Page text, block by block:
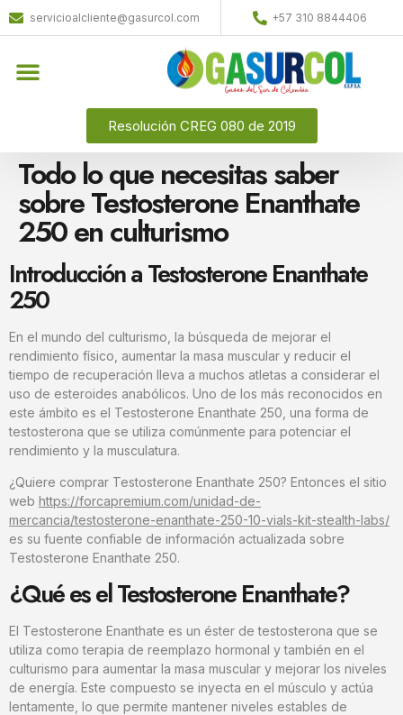
servicioalcliente@gasurcol.com +57 310 8844406
Resolución CREG 080 de 2019
Todo lo que necesitas saber
sobre Testosterone Enanthate
250 en culturismo
Introducción a Testosterone Enanthate
250
En el mundo del culturismo, la búsqueda de mejorar el
rendimiento físico, aumentar la masa muscular y reducir el
tiempo de recuperación lleva a muchos atletas a considerar el
uso de esteroides anabólicos. Uno de los más reconocidos en
este ámbito es el Testosterone Enanthate 250, una forma de
testosterona que se utiliza comúnmente para potenciar el
rendimiento y la musculatura.
¿Quiere comprar Testosterone Enanthate 250? Entonces el sitio
web https://forcapremium.com/unidad-de-
mercancia/testosterone-enanthate-250-10-vials-kit-stealth-labs/
es su fuente confiable de información actualizada sobre
Testosterone Enanthate 250.
¿Qué es el Testosterone Enanthate?
El Testosterone Enanthate es un éster de testosterona que se
utiliza como terapia de reemplazo hormonal y también en el
culturismo para aumentar la masa muscular y mejorar los niveles
de energía. Este compuesto se inyecta en el músculo y actúa
lentamente, lo que permite mantener niveles estables de